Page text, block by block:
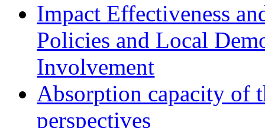
Impact Effectiveness
Policies and Local
Involvement
Absorption capacity of
perspectives